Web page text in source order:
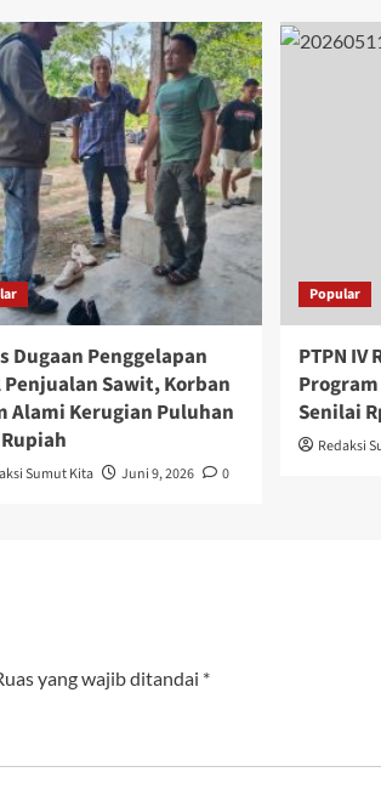
Dugaan Penggelapan
Penjualan Sawit, Korban
Alami Kerugian Puluhan
Sumut Kita Juni 9, 2026 0
Popular
PTPN IV
Senilai
Redaksi
yang wajib ditandai *